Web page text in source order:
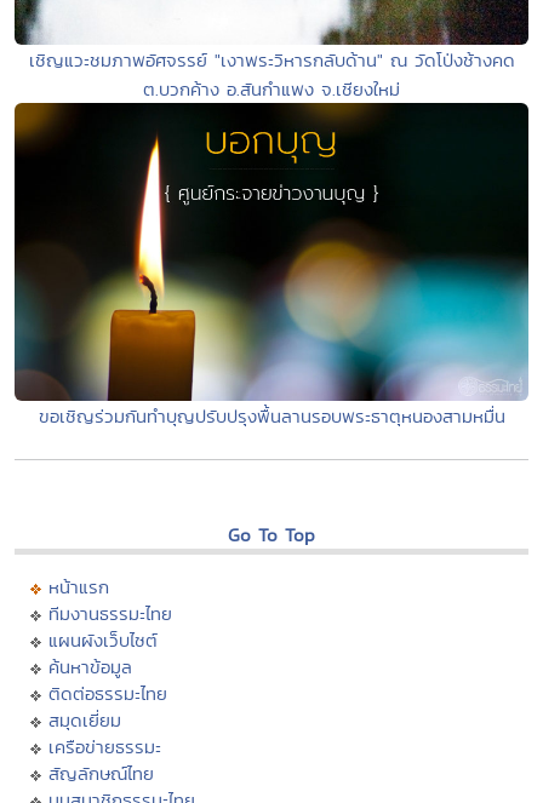
เชิญแวะชมภาพอัศจรรย์ "เงาพระวิหารกลับด้าน" ณ วัดโป่งช้างคด
ต.บวกค้าง อ.สันกำแพง จ.เชียงใหม่
ขอเชิญร่วมกันทำบุญปรับปรุงพื้นลานรอบพระธาตุหนองสามหมื่น
Go To Top
หน้าแรก
ทีมงานธรรมะไทย
แผนผังเว็บไซต์
ค้นหาข้อมูล
ติดต่อธรรมะไทย
สมุดเยี่ยม
เครือข่ายธรรมะ
สัญลักษณ์ไทย